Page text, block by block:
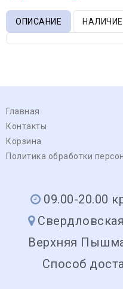
ОПИСАНИЕ
Главная
Контакты
Корзина
Политика обработки
09.00-20.00
Верхняя
Способ